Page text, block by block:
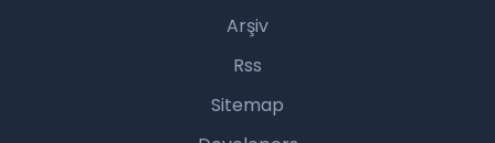
Arşiv
Rss
Sitemap